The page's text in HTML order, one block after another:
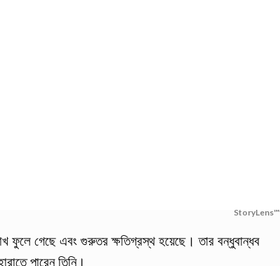
StoryLens™
ফুলে গেছে এবং গুরুতর ক্ষতিগ্রস্থ হয়েছে। তার বন্ধুবান্ধব
পারেন তিনি।